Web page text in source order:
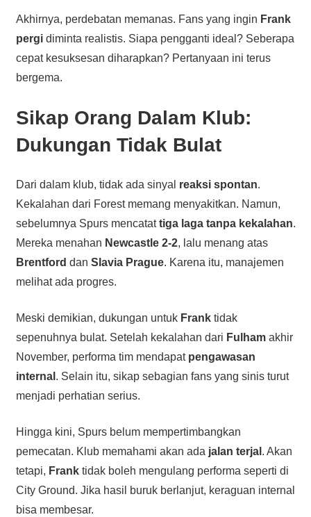
Akhirnya, perdebatan memanas. Fans yang ingin Frank
pergidiminta realistis. Siapa pengganti ideal? Seberapa
cepat kesuksesan diharapkan? Pertanyaan ini terus
bergema.
Sikap Orang Dalam Klub:
Dukungan Tidak Bulat
Dari dalam klub, tidak ada sinyal reaksi spontan.
Kekalahan dari Forest memang menyakitkan. Namun,
sebelumnya Spurs mencatattiga laga tanpa kekalahan.
Mereka menahan Newcastle 2-2, lalu menang atas
Brentford dan Slavia Prague. Karena itu, manajemen
melihat ada progres.
Meski demikian, dukungan untuk Franktidak
sepenuhnya bulat. Setelah kekalahan dari Fulhamakhir
November, performa tim mendapat pengawasan
internal . Selain itu, sikap sebagian fans yang sinis turut
menjadi perhatian serius.
Hingga kini, Spurs belum mempertimbangkan
pemecatan. Klub memahami akan ada jalan terjal . Akan
tetapi, Franktidak boleh mengulang performa seperti di
City Ground. Jika hasil buruk berlanjut, keraguan internal
bisa membesar.